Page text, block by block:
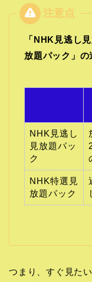
「NHK見逃し
放題パック」の
NHK見逃し
見放題パッ
ク
NHK特選見
放題パック
つまり、すぐ見た